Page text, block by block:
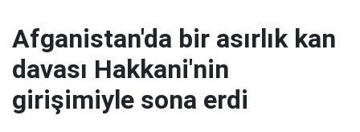
Afganistan'da bir asırlık kan
davası Hakkani'nin
girişimiyle sona erdi